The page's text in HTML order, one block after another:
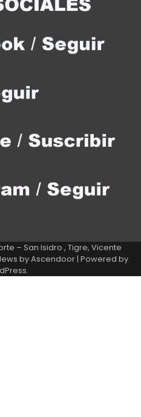
– San Isidro , Tigre, Vicente
byAscendoor| Powered by
.